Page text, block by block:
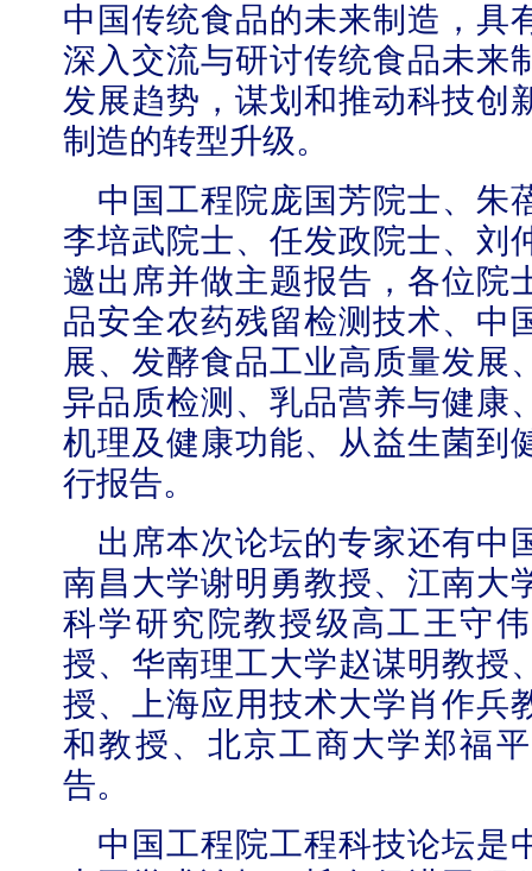
中国传统食品的未来制造，具
深入交流与研讨传统食品未来
发展趋势，谋划和推动科技创
制造的转型升级。
中国工程院庞国芳院士、朱
李培武院士、任发政院士、刘
邀出席并做主题报告，各位院
品安全农药残留检测技术、中
展、发酵食品工业高质量发展
异品质检测、乳品营养与健康
机理及健康功能、从益生菌到
行报告。
出席本次论坛的专家还有中
南昌大学谢明勇教授、江南大
科学研究院教授级高工王守
授、华南理工大学赵谋明教授
授、上海应用技术大学肖作兵
和教授、北京工商大学郑福
告。
中国工程院工程科技论坛是